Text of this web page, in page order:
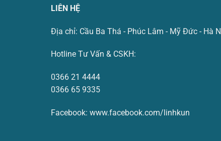
LIÊN HỆ
Địa chỉ: Cầu Ba Thá - Phúc Lâm - Mỹ Đức - Hà
Hotline Tư Vấn & CSKH:
0366 21 4444
0366 65 9335
Facebook: www.facebook.com/linhkun